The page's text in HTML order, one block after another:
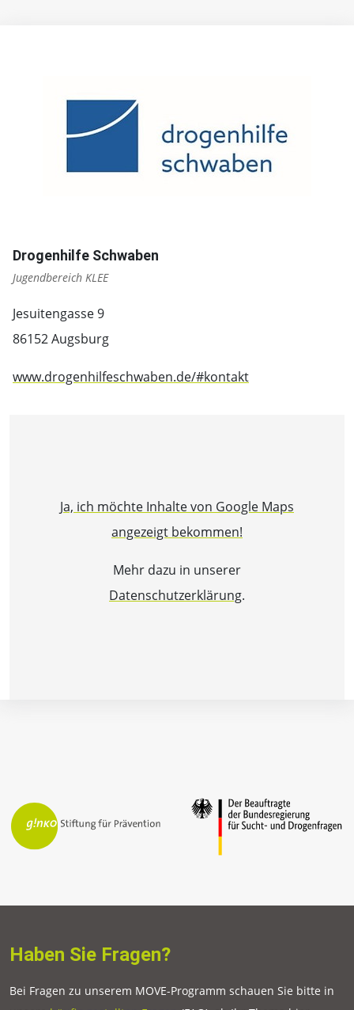
Drogenhilfe Schwaben
Jugendbereich KLEE
Jesuitengasse 9
86152 Augsburg
www.drogenhilfeschwaben.de/#kontakt
Ja, ich möchte Inhalte von Google Maps
angezeigt bekommen!
Mehr dazu in unserer
Datenschutzerklärung.
Haben Sie Fragen?
Bei Fragen zu unserem MOVE-Programm schauen Sie bitte in